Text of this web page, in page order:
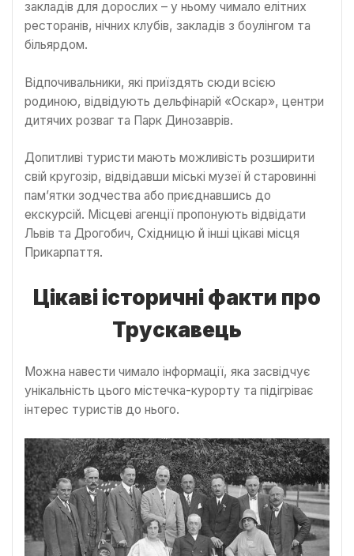
закладів для дорослих – у ньому чимало елітних
ресторанів, нічних клубів, закладів з боулінгом та
більярдом.
Відпочивальники, які приїздять сюди всією
родиною, відвідують дельфінарій «Оскар», центри
дитячих розваг та Парк Динозаврів.
Допитливі туристи мають можливість розширити
свій кругозір, відвідавши міські музеї й старовинні
пам’ятки зодчества або приєднавшись до
екскурсій. Місцеві агенції пропонують відвідати
Львів та Дрогобич, Східницю й інші цікаві місця
Прикарпаття.
Цікаві історичні факти про
Трускавець
Можна навести чимало інформації, яка засвідчує
унікальність цього містечка-курорту та підігріває
інтерес туристів до нього.